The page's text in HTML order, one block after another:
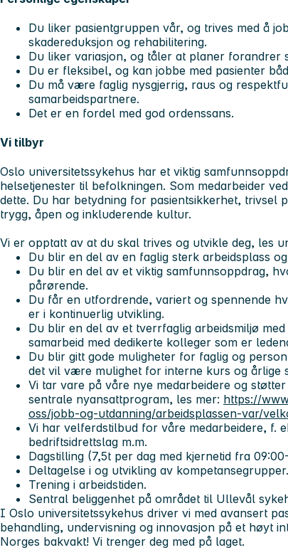
Du liker pasientgruppen vår, og trives med å
skadereduksjon og rehabilitering.
Du liker variasjon, og tåler at planer forandrer
Du er fleksibel, og kan jobbe med pasienter
Du må være faglig nysgjerrig, raus og
samarbeidspartnere.
Det er en fordel med god ordenssans.
Vi tilbyr
Oslo universitetssykehus har et viktig
helsetjenester til befolkningen. Som medarbeider
dette. Du har betydning for pasientsikkerhet, trivsel
trygg, åpen og inkluderende kultur.
Vi er opptatt av at du skal trives og utvikle deg, les
Du blir en del av en faglig sterk arbeidsplass
Du blir en del av et viktig samfunnsoppdrag,
pårørende.
Du får en utfordrende, variert og spennende
er i kontinuerlig utvikling.
Du blir en del av et tverrfaglig arbeidsmiljø
samarbeid med dedikerte kolleger som er
Du blir gitt gode muligheter for faglig og
det vil være mulighet for interne kurs og årlige
Vi tar vare på våre nye medarbeidere og
sentrale nyansattprogram, les mer: https://
oss/jobb-og-utdanning/arbeidsplassen-var/
Vi har velferdstilbud for våre medarbeidere, f.
bedriftsidrettslag m.m.
Dagstilling (7,5t per dag med kjernetid fra
Deltagelse i og utvikling av kompetansegrupper.
Trening i arbeidstiden.
Sentral beliggenhet på området til Ullevål
I Oslo universitetssykehus driver vi med avansert
behandling, undervisning og innovasjon på et høyt
Norges bakvakt! Vi trenger deg med på laget.